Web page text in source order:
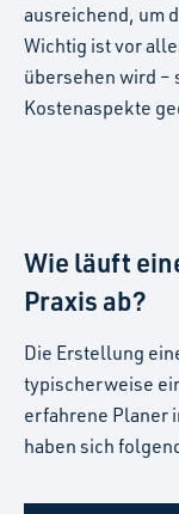
ausreichend, um
Wichtig ist vor
übersehen wird –
Kostenaspekte
Wie läuft
Praxis ab?
Die Erstellung
typischerweise
erfahrene Planer
haben sich